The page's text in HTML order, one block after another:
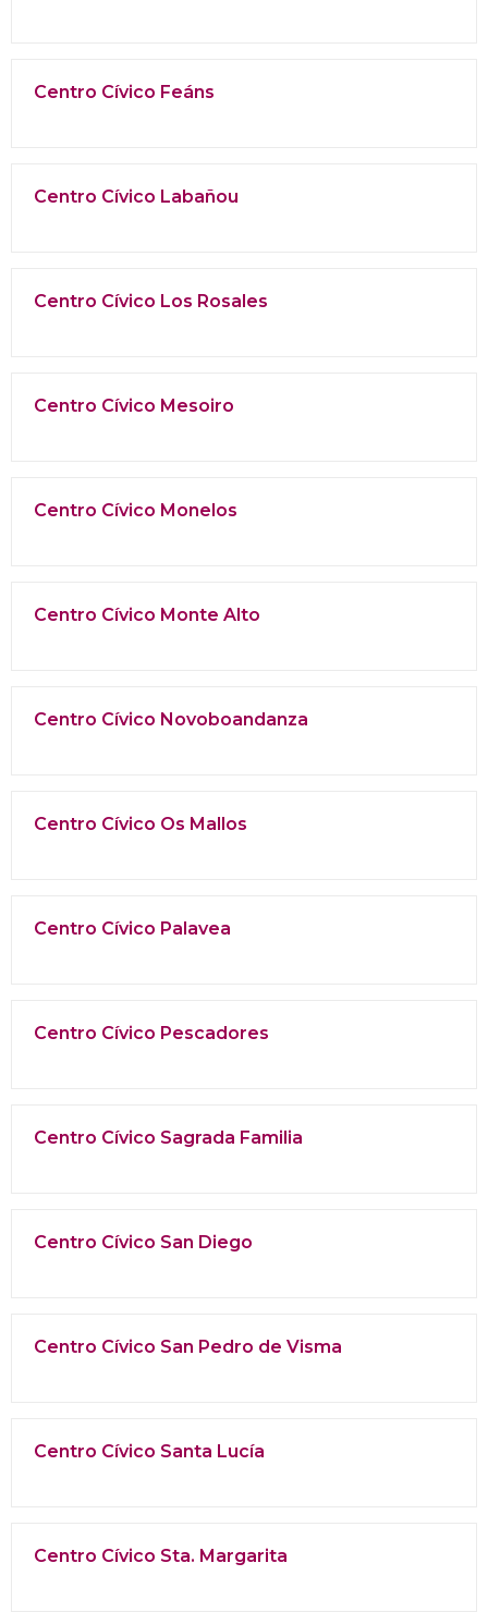
Centro Cívico Feáns
Centro Cívico Labañou
Centro Cívico Los Rosales
Centro Cívico Mesoiro
Centro Cívico Monelos
Centro Cívico Monte Alto
Centro Cívico Novoboandanza
Centro Cívico Os Mallos
Centro Cívico Palavea
Centro Cívico Pescadores
Centro Cívico Sagrada Familia
Centro Cívico San Diego
Centro Cívico San Pedro de Visma
Centro Cívico Santa Lucía
Centro Cívico Sta. Margarita